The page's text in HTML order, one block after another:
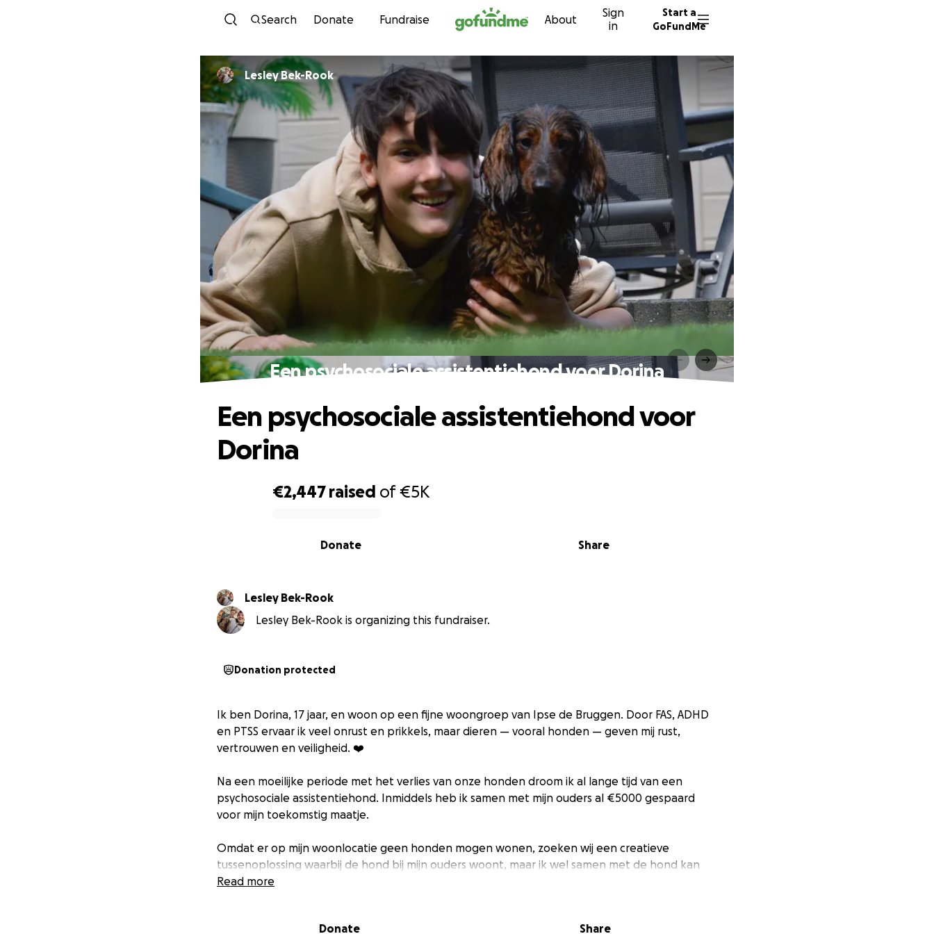
Skip to content
Search Donate Fundraise About
Sign
in
Start a
GoFundMe
Lesley Bek-Rook
Een psychosociale assistentiehond voor Dorina
€2,447 raised of€5K
Share
Donate
Een psychosociale assistentiehond voor
Dorina
Lesley Bek-Rook
Lesley Bek-Rook is organizing this fundraiser.
Donation protected
Ik ben Dorina, 17 jaar, en woon op een fijne woongroep van Ipse de Bruggen. Door FAS, ADHD
en PTSS ervaar ik veel onrust en prikkels, maar dieren — vooral honden — geven mij rust,
vertrouwen en veiligheid. ❤️
Na een moeilijke periode met het verlies van onze honden droom ik al lange tijd van een
psychosociale assistentiehond. Inmiddels heb ik samen met mijn ouders al €5000 gespaard
voor mijn toekomstig maatje.
Omdat er op mijn woonlocatie geen honden mogen wonen, zoeken wij een creatieve
tussenoplossing waarbij de hond bij mijn ouders woont, maar ik wel samen met de hond kan
trainen, wandelen en groeien.
Hulphonden. En onze pup Moos, een zwarte labrador, komt binnenkort bij ons wonen!
Read more
Donate Share